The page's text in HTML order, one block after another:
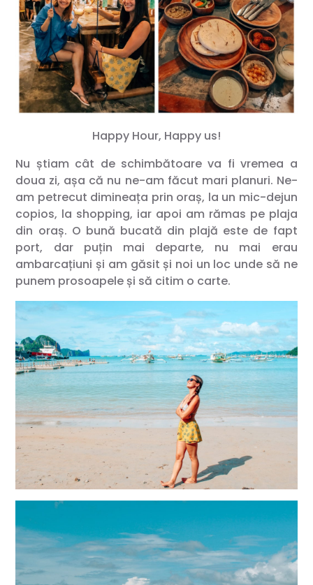
Happy Hour, Happy us!
Nu știam cât de schimbătoare va fi vremea a
doua zi, așa că nu ne-am făcut mari planuri. Ne-
am petrecut dimineața prin oraș, la un mic-dejun
copios, la shopping, iar apoi am rămas pe plaja
din oraș. O bună bucată din plajă este de fapt
port, dar puțin mai departe, nu mai erau
ambarcațiuni și am găsit și noi un loc unde să ne
punem prosoapele și să citim o carte.